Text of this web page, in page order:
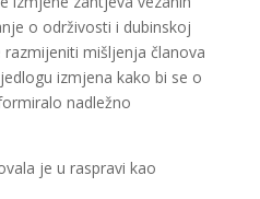
o održivosti i dubinskoj
razmijeniti mišljenja članova
izmjena kako bi se o
nadležno
je u raspravi kao